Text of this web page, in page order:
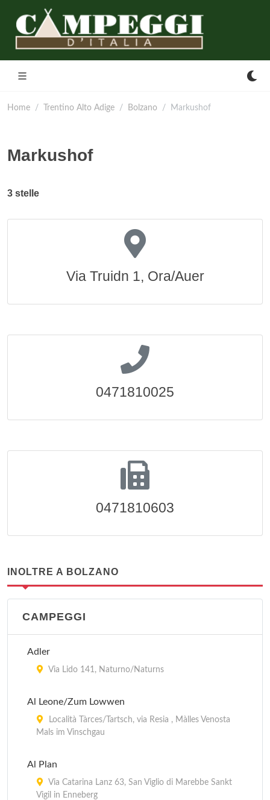
Home Trentino Alto Adige Bolzano Markushof
Markushof
3 stelle
Via Truidn 1, Ora/Auer
0471810025
0471810603
INOLTRE A BOLZANO
CAMPEGGI
Adler
Via Lido 141, Naturno/Naturns
Al Leone/Zum Lowwen
Località Tàrces/Tartsch, via Resia , Màlles Venosta
Mals im Vinschgau
Al Plan
Via Catarina Lanz 63, San Viglio di Marebbe Sankt
Vigil in Enneberg